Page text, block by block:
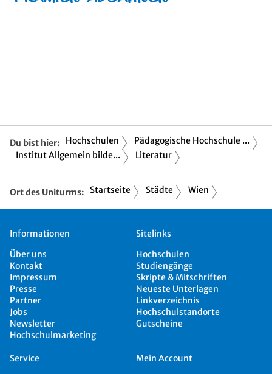
Du bist hier: Hochschulen
Pädagogische Hochschule ...
Institut Allgemein bilde...
Literatur
Ort des Uniturms: Startseite Städte Wien
Informationen
Über uns
Kontakt
Impressum
Presse
Partner
Jobs
Newsletter
Hochschulmarketing
Sitelinks
Hochschulen
Studiengänge
Skripte & Mitschriften
Neueste Unterlagen
Linkverzeichnis
Hochschulstandorte
Gutscheine
Service
Mein Account